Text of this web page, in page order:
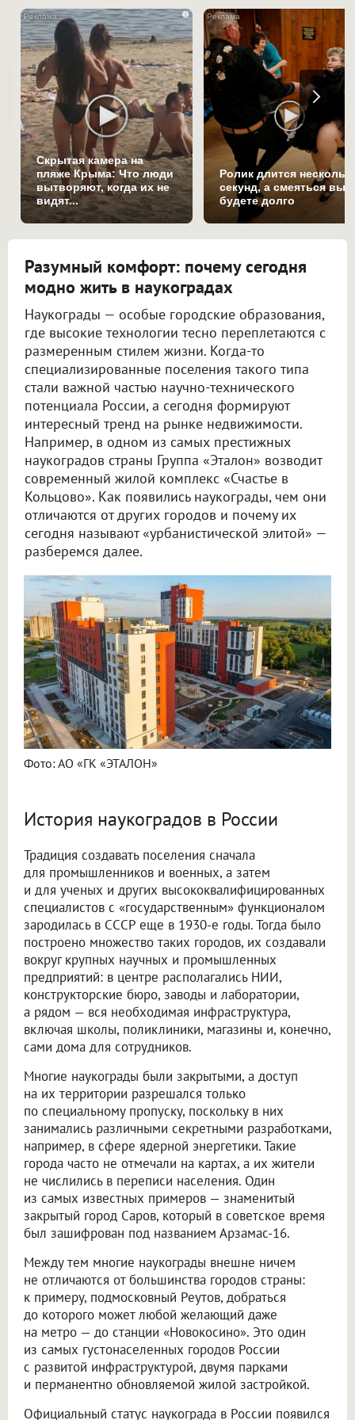
i
Скрытая камера на
пляже Крыма: Что люди
вытворяют, когда их не
видят...
Ролик длится
секунд, а смеяться вы
будете долго
Разумный комфорт: почему сегодня
модно жить в наукоградах
Наукограды — особые городские образования,
где высокие технологии тесно переплетаются с
размеренным стилем жизни. Когда-то
специализированные поселения такого типа
стали важной частью научно-технического
потенциала России, а сегодня формируют
интересный тренд на рынке недвижимости.
Например, в одном из самых престижных
наукоградов страны Группа «Эталон» возводит
современный жилой комплекс «Счастье в
Кольцово». Как появились наукограды, чем они
отличаются от других городов и почему их
сегодня называют «урбанистической элитой» —
разберемся далее.
Фото: АО «ГК «ЭТАЛОН»
История наукоградов в России
Традиция создавать поселения сначала
для промышленников и военных, а затем
и для ученых и других высококвалифицированных
специалистов с «государственным» функционалом
зародилась в СССР еще в 1930-е годы. Тогда было
построено множество таких городов, их создавали
вокруг крупных научных и промышленных
предприятий: в центре располагались НИИ,
конструкторские бюро, заводы и лаборатории,
а рядом — вся необходимая инфраструктура,
включая школы, поликлиники, магазины и, конечно,
сами дома для сотрудников.
Многие наукограды были закрытыми, а доступ
на их территории разрешался только
по специальному пропуску, поскольку в них
занимались различными секретными разработками,
например, в сфере ядерной энергетики. Такие
города часто не отмечали на картах, а их жители
не числились в переписи населения. Один
из самых известных примеров — знаменитый
закрытый город Саров, который в советское время
был зашифрован под названием Арзамас-16.
Между тем многие наукограды внешне ничем
не отличаются от большинства городов страны:
к примеру, подмосковный Реутов, добраться
до которого может любой желающий даже
на метро — до станции «Новокосино». Это один
из самых густонаселенных городов России
с развитой инфраструктурой, двумя парками
и перманентно обновляемой жилой застройкой.
Официальный статус наукограда в России появился